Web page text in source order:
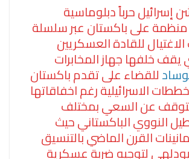
إسرائيل حرباً دبلوماسية
منظمة على باكستان عبر سلسلة
للقادة العسكريين
يقف خلفها جهاز المخابرات
للقضاء على تقدم باكستان
الاسرائيلية رغم اخفاقاتها
تتوقف عن السعي بمختلف
النووي الباكستاني حيث
القرن الماضي بالتنسيق
لتوجيه ضربة عسكرية